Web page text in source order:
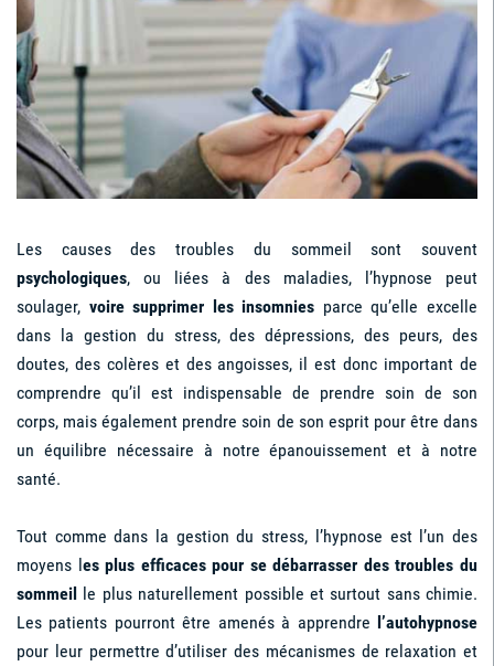
Les causes des troubles du sommeil sont souvent
psychologiques, ou liées à des maladies, l’hypnose peut
soulager, voire supprimer les insomnies parce qu’elle excelle
dans la gestion du stress, des dépressions, des peurs, des
doutes, des colères et des angoisses, il est donc important de
comprendre qu’il est indispensable de prendre soin de son
corps, mais également prendre soin de son esprit pour être dans
un équilibre nécessaire à notre épanouissement et à notre
santé.
Tout comme dans la gestion du stress, l’hypnose est l’un des
moyens les plus efficaces pour se débarrasser des troubles du
sommeil le plus naturellement possible et surtout sans chimie.
Les patients pourront être amenés à apprendre l’autohypnose
pour leur permettre d’utiliser des mécanismes de relaxation et